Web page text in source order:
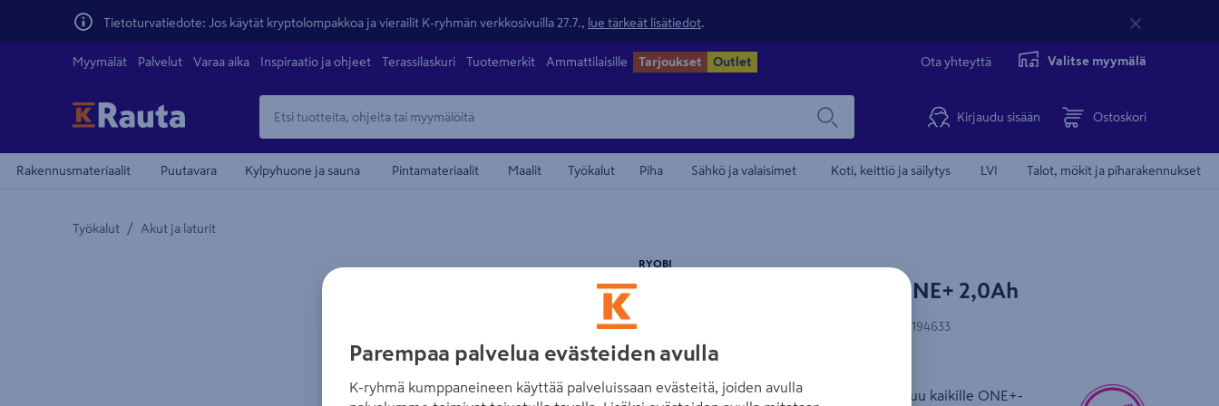
Tietoturvatiedote: Jos käytät kryptolompakkoa ja vierailit K-ryhmän verkkosivuilla 27.7., lue tärkeät lisätiedot
Myymälät Palvelut Varaa aika Inspiraatio ja ohjeet Terassilaskuri Tuotemerkit Ammattilaisille Tarjoukset Outlet Ota yhteyttä Valitse myymälä
Kirjaudu sisään Ostoskori
Rakennusmateriaalit Puutavara Kylpyhuone ja sauna Pintamateriaalit Maalit Työkalut Piha Sähkö ja valaisimet Koti, keittiö ja säilytys LVI Talot, mökit ja piharakennukset
Työkalut / Akut ja laturit
Yksityiskohtainen kuvaus löytyy Tuotteen kuvaus -maamerkistä
Akku Ryobi RB1820C 18V ONE+ 2,0Ah
RYOBI
4892210194633
2,0 Ah:n 18 V ONE+ Lithium+ -akku soveltuu kaikille ONE+-
Parempaa palvelua evästeiden avulla
K-ryhmä kumppaneineen käyttää palveluissaan evästeitä, joiden avulla